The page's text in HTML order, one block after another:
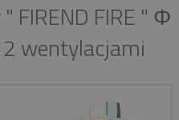
FIREND FIRE " Φ
wentylacjami